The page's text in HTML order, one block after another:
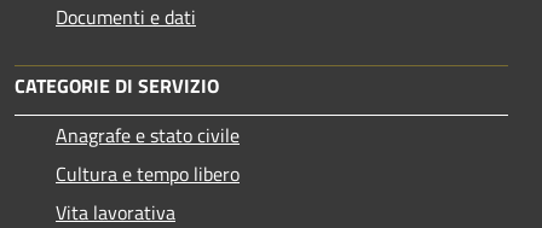
Documenti e dati
CATEGORIE DI SERVIZIO
Anagrafe e stato civile
Cultura e tempo libero
Vita lavorativa